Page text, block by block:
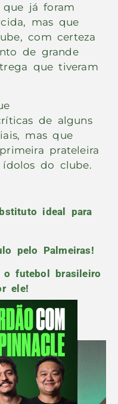
que já foram
mas que
com certeza
de grande
que tiveram
de alguns
mas que
prateleira
do clube.
ideal para
pelo Palmeiras!
o futebol brasileiro
ele!